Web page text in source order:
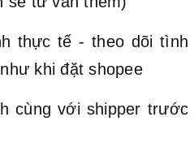
thực tế - theo dõi tình
khi đặt shopee
cùng với shipper trước